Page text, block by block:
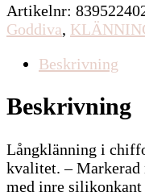
Artikelnr:
Goddiva,
Beskrivning
Beskrivning
Långklänning i
kvalitet. – Markerad
med inre